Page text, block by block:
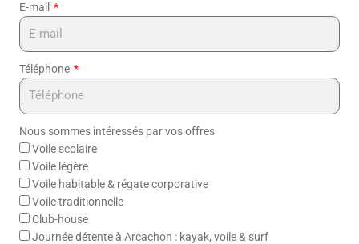
E-mail
Téléphone
Nous sommes intéressés par vos offres
Voile scolaire
Voile légère
Voile habitable & régate corporative
Voile traditionnelle
Club-house
Journée détente à Arcachon : kayak, voile & surf